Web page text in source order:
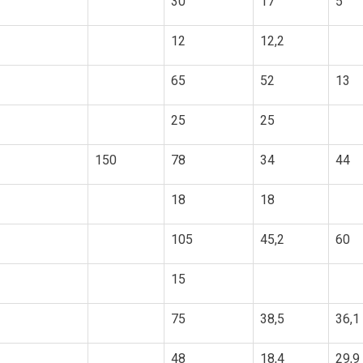
12 12,2
65 52 13
25 25
150 78 34 44
18 18
105 45,2 60
15
75 38,5 36,1
48 18,4 29,9